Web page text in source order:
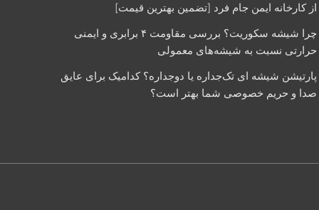
از کارخانه ایمن جام فرد [تضمین بهترین قیمت]
چرا شیشه سکوریت؟ بررسی مقاومت ۴ برابری و ایمنی
حرارتی نسبت به شیشه‌های معمولی
پارتیشن شیشه‌ ای تک‌جداره یا دوجداره؟ کدامیک برای عایق
صدا و حریم خصوصی شما بهتر است؟